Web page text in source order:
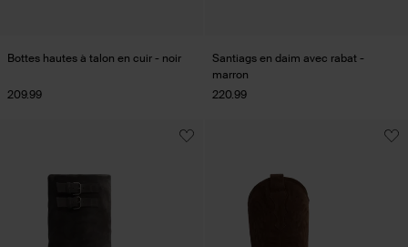
Bottes hautes à talon en cuir - noir
209.99
Santiags en daim avec rabat -
marron
220.99